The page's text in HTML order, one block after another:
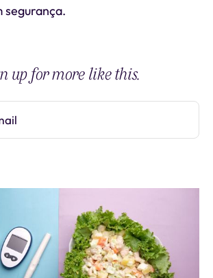
segurança.
up for more like this.